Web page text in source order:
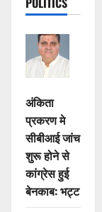
अंकिता
प्रकरण मे
सीबीआई जांच
शुरू होने से
कांग्रेस हुई
बेनकाब: भट्ट